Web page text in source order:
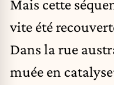
Mais cette
vite été
Dans la rue
muée en